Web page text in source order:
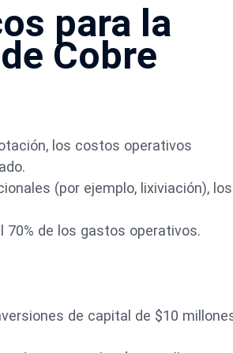
para la
Cobre
los costos operativos
(por ejemplo, lixiviación), los
de los gastos operativos.
de capital de $10